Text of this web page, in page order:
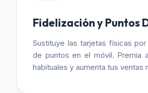
Fidelización y Puntos
Sustituye las tarjetas físicas por
de puntos en el móvil. Premia
habituales y aumenta tus ventas